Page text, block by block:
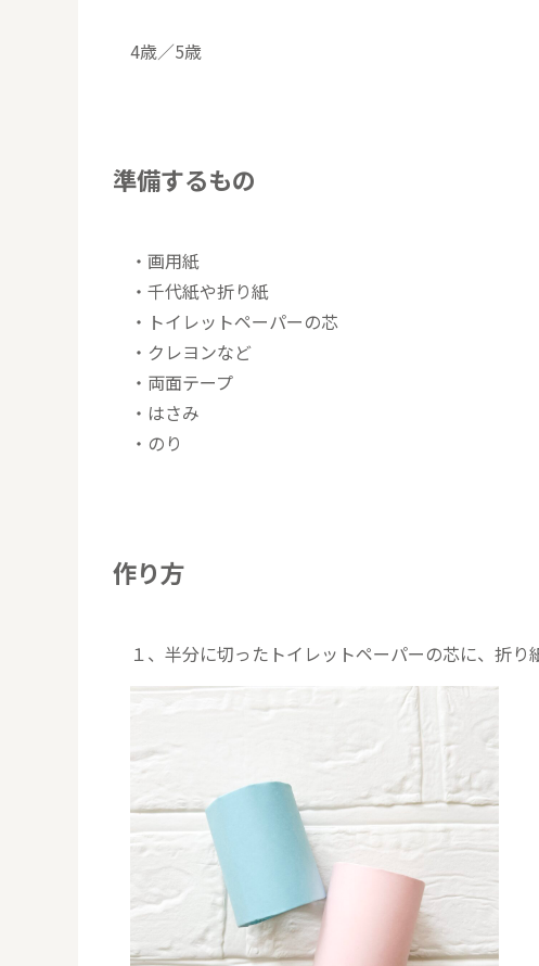
4歳／5歳
準備するもの
・画用紙
・千代紙や折り紙
・トイレットペーパーの芯
・クレヨンなど
・両面テープ
・はさみ
・のり
作り方
１、半分に切ったトイレットペーパーの芯に、折り